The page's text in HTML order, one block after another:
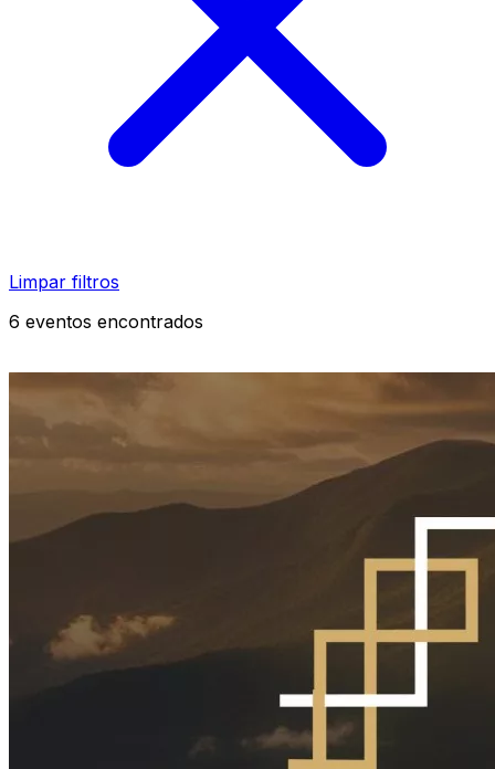
Limpar filtros
6 eventos encontrados